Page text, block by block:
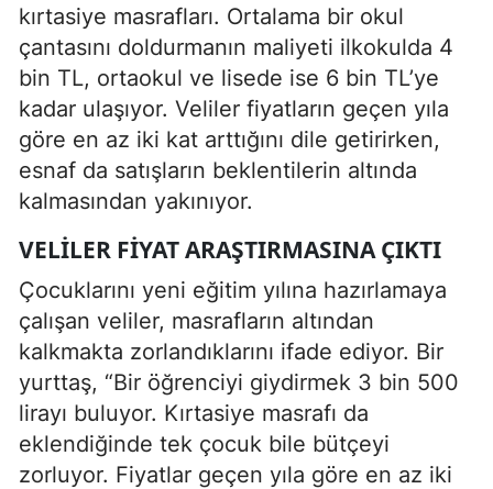
kırtasiye masrafları. Ortalama bir okul
çantasını doldurmanın maliyeti ilkokulda 4
bin TL, ortaokul ve lisede ise 6 bin TL’ye
kadar ulaşıyor. Veliler fiyatların geçen yıla
göre en az iki kat arttığını dile getirirken,
esnaf da satışların beklentilerin altında
kalmasından yakınıyor.
VELILER FIYAT ARAŞTIRMASINA ÇIKTI
Çocuklarını yeni eğitim yılına hazırlamaya
çalışan veliler, masrafların altından
kalkmakta zorlandıklarını ifade ediyor. Bir
yurttaş, “Bir öğrenciyi giydirmek 3 bin 500
lirayı buluyor. Kırtasiye masrafı da
eklendiğinde tek çocuk bile bütçeyi
zorluyor. Fiyatlar geçen yıla göre en az iki